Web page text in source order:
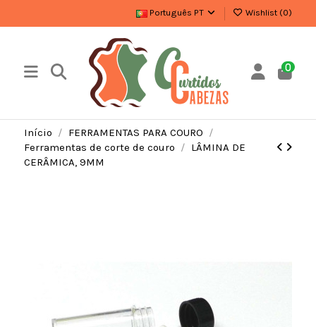
Português PT Wishlist (0)
0
Início
FERRAMENTAS PARA COURO
Ferramentas de corte de couro
LÂMINA DE
CERÂMICA, 9MM